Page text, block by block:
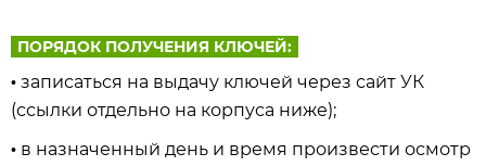
ПОРЯДОК ПОЛУЧЕНИЯ КЛЮЧЕЙ:
• записаться на выдачу ключей через сайт УК
(ссылки отдельно на корпуса ниже);
• в назначенный день и время произвести осмотр